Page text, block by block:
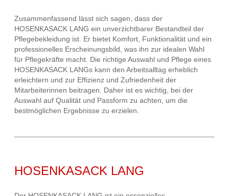
Zusammenfassend lässt sich sagen, dass der
HOSENKASACK LANG ein unverzichtbarer Bestandteil der
Pflegebekleidung ist. Er bietet Komfort, Funktionalität und ein
professionelles Erscheinungsbild, was ihn zur idealen Wahl
für Pflegekräfte macht. Die richtige Auswahl und Pflege eines
HOSENKASACK LANGs kann den Arbeitsalltag erheblich
erleichtern und zur Effizienz und Zufriedenheit der
Mitarbeiterinnen beitragen. Daher ist es wichtig, bei der
Auswahl auf Qualität und Passform zu achten, um die
bestmöglichen Ergebnisse zu erzielen.
HOSENKASACK LANG